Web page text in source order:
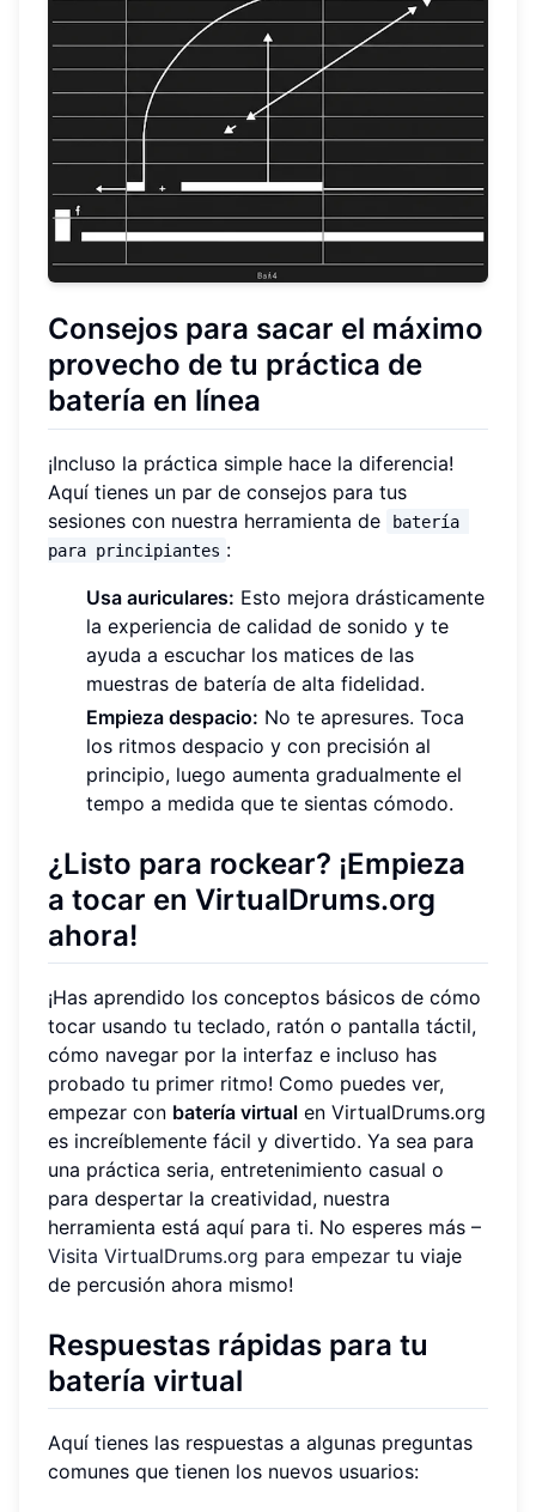
Consejos para sacar el máximo
provecho de tu práctica de
batería en línea
¡Incluso la práctica simple hace la diferencia!
Aquí tienes un par de consejos para tus
sesiones con nuestra herramienta de
batería
para principiantes :
Usa auriculares: Esto mejora drásticamente
la experiencia de calidad de sonido y te
ayuda a escuchar los matices de las
muestras de batería de alta fidelidad.
Empieza despacio: No te apresures. Toca
los ritmos despacio y con precisión al
principio, luego aumenta gradualmente el
tempo a medida que te sientas cómodo.
¿Listo para rockear? ¡Empieza
a tocar en VirtualDrums.org
ahora!
¡Has aprendido los conceptos básicos de cómo
tocar usando tu teclado, ratón o pantalla táctil,
cómo navegar por la interfaz e incluso has
probado tu primer ritmo! Como puedes ver,
empezar con batería virtual en VirtualDrums.org
es increíblemente fácil y divertido. Ya sea para
una práctica seria, entretenimiento casual o
para despertar la creatividad, nuestra
herramienta está aquí para ti. No esperes más –
Visita VirtualDrums.org para empezar tu viaje
de percusión ahora mismo!
Respuestas rápidas para tu
batería virtual
Aquí tienes las respuestas a algunas preguntas
comunes que tienen los nuevos usuarios: